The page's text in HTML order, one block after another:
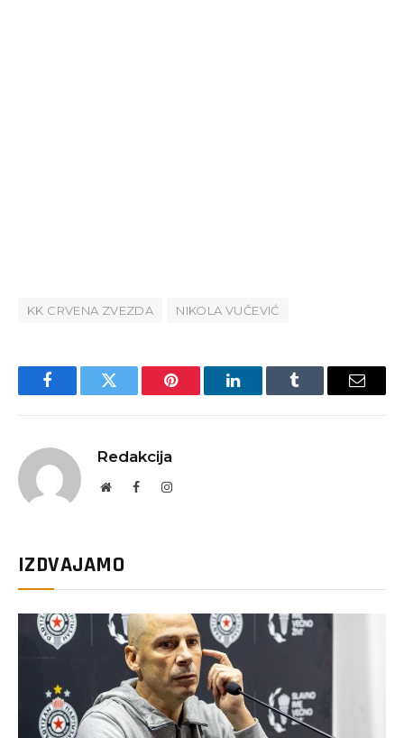
KK CRVENA ZVEZDA NIKOLA VUČEVIĆ
FacebookTwitter Pinterest LinkedInTumblr Email
Redakcija
WebsiteFacebookInstagram
IZDVAJAMO